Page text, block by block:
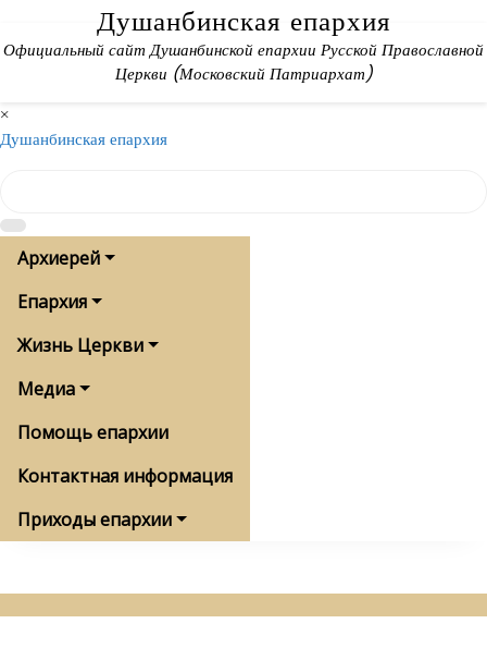
content
Душанбинская епархия
Официальный сайт Душанбинской епархии Русской Православной
Церкви (Московский Патриархат)
×
Душанбинская епархия
Архиерей
Епархия
Жизнь Церкви
Медиа
Помощь епархии
Контактная информация
Приходы епархии